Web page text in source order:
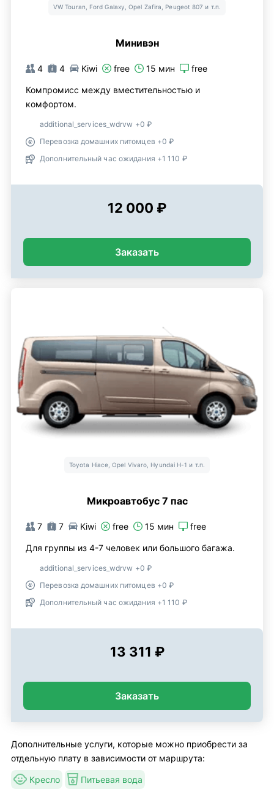
VW Touran, Ford Galaxy, Opel Zafira, Peugeot 807 и т.п.
Минивэн
4 4 Kiwi free 15 мин free
Компромисс между вместительностью и
комфортом.
additional_services_wdrvw +0 ₽
Перевозка домашних питомцев +0 ₽
Дополнительный час ожидания +1 110 ₽
12 000 ₽
Заказать
Toyota Hiace, Opel Vivaro, Hyundai H-1 и т.п.
Микроавтобус 7 пас
7 7 Kiwi free 15 мин free
Для группы из 4-7 человек или большого багажа.
additional_services_wdrvw +0 ₽
Перевозка домашних питомцев +0 ₽
Дополнительный час ожидания +1 110 ₽
13 311 ₽
Заказать
Дополнительные услуги, которые можно приобрести за
отдельную плату в зависимости от маршрута:
Кресло Питьевая вода